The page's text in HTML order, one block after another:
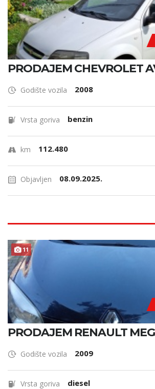
PRODAJEM CHEVROLET
Godište vozila 2008
Vrsta goriva benzin
km 112.480
Objavljen 08.09.2025.
11
PRODAJEM RENAULT
Godište vozila 2009
Vrsta goriva diesel